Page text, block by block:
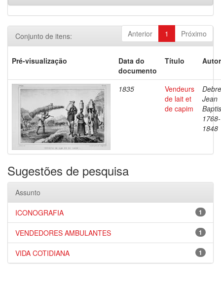
Anterior 1 Próximo
Conjunto de itens:
Pré-visualização
Data do
documento
Título
1835
Vendeurs
de lait et
de capim
Jean
1768-
1848
Sugestões de pesquisa
Assunto
1
ICONOGRAFIA
1
VENDEDORES AMBULANTES
1
VIDA COTIDIANA